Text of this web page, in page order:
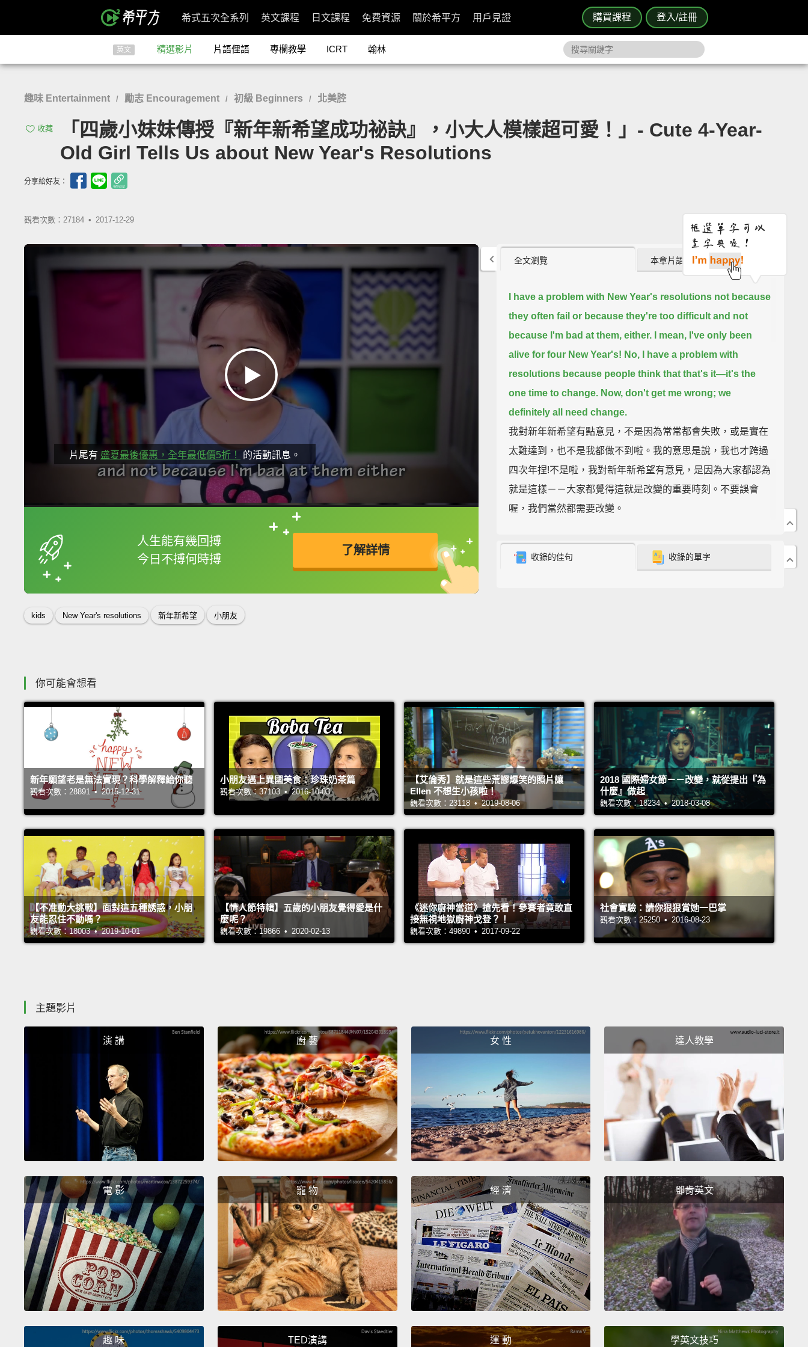
購買課程 登入/註冊
希式五次全系列 英文課程 日文課程 免費資源 關於希平方 用戶見證
英文 精選影片 片語俚語 專欄教學 ICRT 翰林
趣味 Entertainment / 勵志 Encouragement / 初級 Beginners / 北美腔
收藏
「四歲小妹妹傳授『新年新希望成功祕訣』，小大人模樣超可愛！」- Cute 4-Year-
Old Girl Tells Us about New Year's Resolutions
分享給好友：
觀看次數：27184 • 2017-12-29
片尾有 盛夏最後優惠，全年最低價5折！ 的活動訊息。
人生能有幾回搏
今日不搏何時搏
了解詳情
框選或點兩下字幕可以直接查字典喔！
英
kids New Year's resolutions 新年新希望 小朋友
全文瀏覽 本章片語 (0)
I have a problem with New Year's resolutions not because
they often fail or because they're too difficult and not
because I'm bad at them, either.
I mean, I've only been
alive for four New Year's! No, I have a problem with
resolutions because people think that that's it—it's the
one time to change. Now, don't get me wrong; we
definitely all need change.
我對新年新希望有點意見，不是因為常常都會失敗，或是實在
太難達到，也不是我都做不到啦。我的意思是說，我也才跨過
四次年捏!不是啦，我對新年新希望有意見，是因為大家都認為
就是這樣－－大家都覺得這就是改變的重要時刻。不要誤會
喔，我們當然都需要改變。
has no idea what a toilet is for.
And some of you, yeah,
The one my little brother can't use? Of course not! Keep
your resolutions, but go easy on yourself. Will you
change? Maybe.
But probably won't happen in one big
moment—it'll happen in the thousands of little moments.
所以，現在該怎麼辦呢？把你的新年新希望沖到馬桶下嗎？沖
到那個我底迪不知道怎麼用的馬桶嗎？當然不是!還是可以有新
希望，但不用對自己太嚴格。那你會改變嗎？可能會。但可能
不會在一個大大的時刻發生－－會在幾千個小瞬間裡發生。
Every time you choose to forgive or slow down or be
grateful or stay calm, each little moment that you choose
what's right instead of what's easy, faith instead of doubt,
love instead of hate—that's where the change happens!
Even if you fail one or two or 30 times, it's okay! You've
而不是懷疑，選擇愛而不是恨－－那就是改變發生的地方!儘管
你失敗一次兩次或是三十次，都沒關係!因為在你面前還有幾千
個小瞬間在等著你。你一定會越來越好。
So, happy New Year! God bless. And I'm off to ask my dad
to get a bike, either that or a pony. Bye!
所以啦，新年快樂!上帝祝福大家。然後我要去叫把拔買一台腳
收錄的佳句 收錄的單字
你可能會想看
新年願望老是無法實現？科學解釋給你聽
觀看次數：28891 • 2015-12-31
小朋友遇上異國美食：珍珠奶茶篇
觀看次數：37103 • 2016-10-03
【艾倫秀】就是這些荒謬爆笑的照片讓
Ellen 不想生小孩啦！
觀看次數：23118 • 2019-08-06
2018 國際婦女節－－改變，就從提出『為
什麼』做起
觀看次數：18234 • 2018-03-08
【不准動大挑戰】面對這五種誘惑，小朋
友能忍住不動嗎？
觀看次數：18003 • 2019-10-01
【情人節特輯】五歲的小朋友覺得愛是什
麼呢？
觀看次數：19866 • 2020-02-13
《迷你廚神當道》搶先看！參賽者竟敢直
接無視地獄廚神戈登？！
觀看次數：49890 • 2017-09-22
社會實驗：請你狠狠賞她一巴掌
觀看次數：25250 • 2016-08-23
主題影片
演 講 廚 藝 女 性 達人教學
電 影 寵 物 經 濟 鄧肯英文
趣 味 TED演講 運 動 學英文技巧